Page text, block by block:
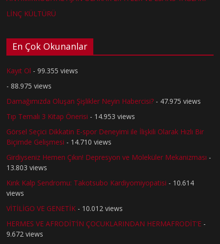
LİNÇ KÜLTÜRÜ
En Çok Okunanlar
Kayıt Ol - 99.355 views
- 88.975 views
Damağımızda Oluşan Şişlikler Neyin Habercisi? - 47.975 views
Tıp Temalı 3 Kitap Önerisi - 14.953 views
Görsel Seçici Dikkatin E-spor Deneyimi ile İlişkili Olarak Hızlı Bir
Biçimde Gelişmesi - 14.710 views
Girdiyseniz Hemen Çıkın! Depresyon ve Moleküler Mekanizması -
13.803 views
Kırık Kalp Sendromu: Takotsubo Kardiyomiyopatisi - 10.614
views
VİTİLİGO VE GENETİK - 10.012 views
HERMES VE AFRODİT’İN ÇOCUKLARINDAN HERMAFRODİT’E -
9.672 views